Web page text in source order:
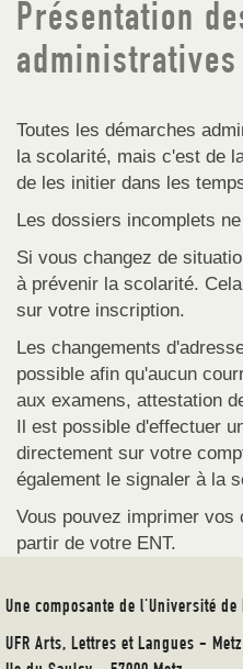
Présentation
administratives
Toutes les démarches
la scolarité, mais c'est de
de les initier dans les
Les dossiers incomplets
Si vous changez de
à prévenir la scolarité.
sur votre inscription.
Les changements
possible afin qu'aucun
aux examens, attestation
Il est possible d'effectuer
directement sur votre
également le signaler à la
Vous pouvez imprimer
partir de votre ENT.
Une composante de l'Université de
UFR Arts, Lettres et Langues - Metz